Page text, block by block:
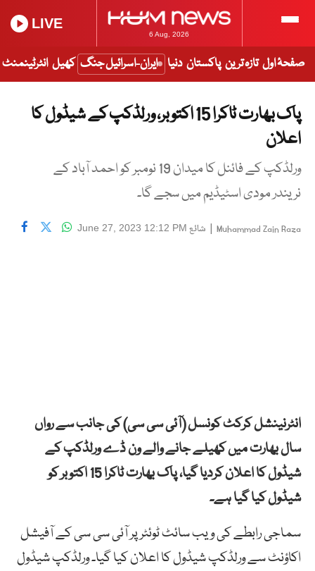
6 Aug, 2026
LIVE
صفحۂ اول تازہ ترین پاکستان دنیا ایران-اسرائیل جنگ کھیل انٹرٹینمنٹ
پاک بھارت ٹاکرا 15 اکتوبر، ورلڈکپ کے شیڈول کا
اعلان
ورلڈکپ کے فائنل کا میدان 19 نومبر کو احمد آباد کے
نریندر مودی اسٹیڈیم میں سجے گا۔
Muhammad Zain Raza
| شائع June 27, 2023 12:12 PM
انٹرنینشل کرکٹ کونسل (آئی سی سی) کی جانب سے رواں
سال بھارت میں کھیلے جانے والے ون ڈے ورلڈکپ کے
شیڈول کا اعلان کردیا گیا، پاک بھارت ٹاکرا 15 اکتوبر کو
شیڈول کیا گیا ہے۔
سماجی رابطے کی ویب سائٹ ٹوئٹر پر آئی سی سی کے آفیشل
اکاؤنٹ سے ورلڈکپ شیڈول کا اعلان کیا گیا۔ ورلڈکپ شیڈول